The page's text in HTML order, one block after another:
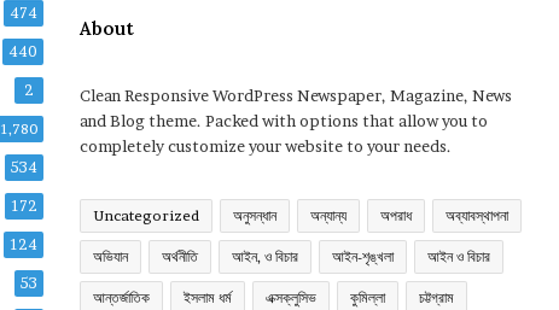
474
440
2
1,780
534
172
124
53
About
Clean Responsive WordPress Newspaper, Magazine, News
and Blog theme. Packed with options that allow you to
completely customize your website to your needs.
Uncategorized অনুসন্ধান অন্যান্য অপরাধ অব্যাবস্থাপনা
অভিযান অর্থনীতি আইন, ও বিচার আইন-শৃঙ্খলা আইন ও বিচার
আন্তর্জাতিক ইসলাম ধর্ম এক্সক্লুসিভ কুমিল্লা চট্টগ্রাম